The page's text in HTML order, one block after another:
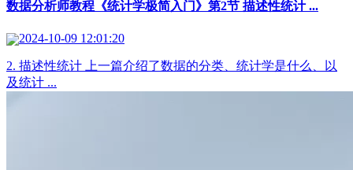
数据分析师教程《统计学极简入门》第2节 描述性统计 ...
2024-10-09 12:01:20
2. 描述性统计 上一篇介绍了数据的分类、统计学是什么、以
及统计 ...